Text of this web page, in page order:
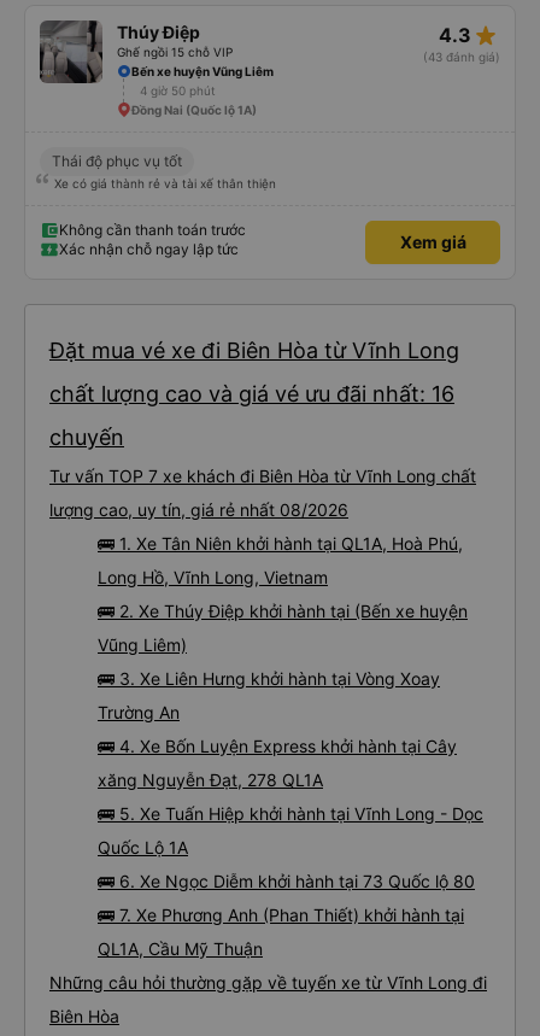
Thúy Điệp
Ghế ngồi 15 chỗ VIP
4.3 star_rate
(43 đánh giá)
Bến xe huyện Vũng Liêm
4 giờ 50 phút
Đồng Nai (Quốc lộ 1A)
Thái độ phục vụ tốt
Xe có giá thành rẻ và tài xế thân thiện
Không cần thanh toán trước
Xác nhận chỗ ngay lập tức
Xem giá
Đặt mua vé xe đi Biên Hòa từ Vĩnh Long
chất lượng cao và giá vé ưu đãi nhất: 16
chuyến
Tư vấn TOP 7 xe khách đi Biên Hòa từ Vĩnh Long chất
lượng cao, uy tín, giá rẻ nhất 08/2026
🚌 1. Xe Tân Niên khởi hành tại QL1A, Hoà Phú,
Long Hồ, Vĩnh Long, Vietnam
🚌 2. Xe Thúy Điệp khởi hành tại (Bến xe huyện
Vũng Liêm)
🚌 3. Xe Liên Hưng khởi hành tại Vòng Xoay
Trường An
🚌 4. Xe Bốn Luyện Express khởi hành tại Cây
xăng Nguyễn Đạt, 278 QL1A
🚌 5. Xe Tuấn Hiệp khởi hành tại Vĩnh Long - Dọc
Quốc Lộ 1A
🚌 6. Xe Ngọc Diễm khởi hành tại 73 Quốc lộ 80
🚌 7. Xe Phương Anh (Phan Thiết) khởi hành tại
QL1A, Cầu Mỹ Thuận
Những câu hỏi thường gặp về tuyến xe từ Vĩnh Long đi
Biên Hòa